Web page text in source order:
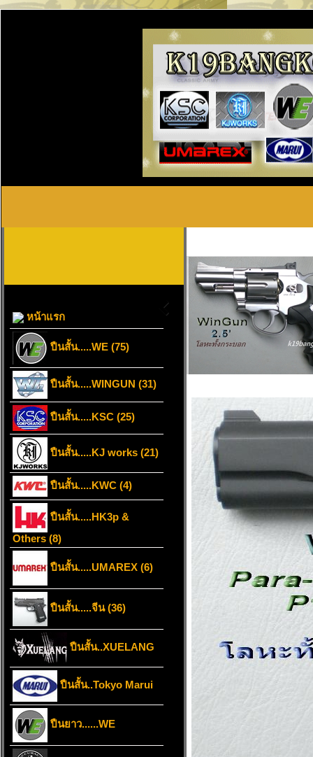
หน้าแรก
ปืนสั้น.....WE (75)
ปืนสั้น.....WINGUN (31)
ปืนสั้น.....KSC (25)
ปืนสั้น.....KJ works (21)
ปืนสั้น.....KWC (4)
ปืนสั้น.....HK3p &
Others (8)
ปืนสั้น.....UMAREX (6)
ปืนสั้น.....จีน (36)
ปืนสั้น..XUELANG
ปืนสั้น..Tokyo Marui
ปืนยาว......WE